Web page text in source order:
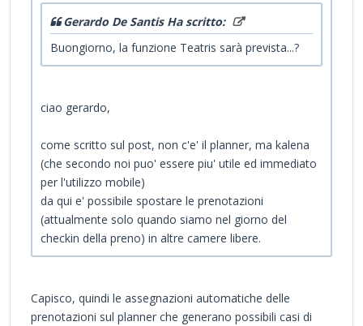
Gerardo De Santis Ha scritto:
Buongiorno, la funzione Teatris sarà prevista...?
ciao gerardo,
come scritto sul post, non c'e' il planner, ma kalena
(che secondo noi puo' essere piu' utile ed immediato
per l'utilizzo mobile)
da qui e' possibile spostare le prenotazioni
(attualmente solo quando siamo nel giorno del
checkin della preno) in altre camere libere.
Capisco, quindi le assegnazioni automatiche delle
prenotazioni sul planner che generano possibili casi di